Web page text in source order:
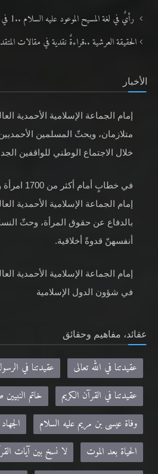
رأيٌ في لغة المسيح الموعود عليه السلام ..1 في محنة اللغة ومعاني «الاشتهار»
الحقيقة العرشية ..قراءةٌ نقدية في مقالات
الأخبار
إمام الجماعة الإسلامية الأحمدية
متلازمان، ويحثّ المسلمين
خلال الاجتماع الوطني للواقفين الجدد
في خطابٍ
إمام الجماعة الإسلامية الأحمدية
بالدفاع عن حقوق المرأة، وحثّ
أنفسهنّ قدوةً أخلاقية.
إمام الجماعة الإسلامية الأحمدية
في شؤون الدول الإسلامية
عقائد، مفاهيم وحقائق
عقيدتنا في الله تعالى
عقيدتنا في
عقيدتنا في القرآن الكريم
خاتم
وفاة عيسى بن مريم عليه السلام
الحياة بعد الموت
لا نسخ بين آيات